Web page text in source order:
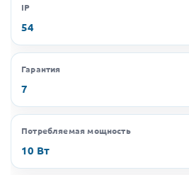
IP
54
Гарантия
7
Потребляемая мощность
10 Вт